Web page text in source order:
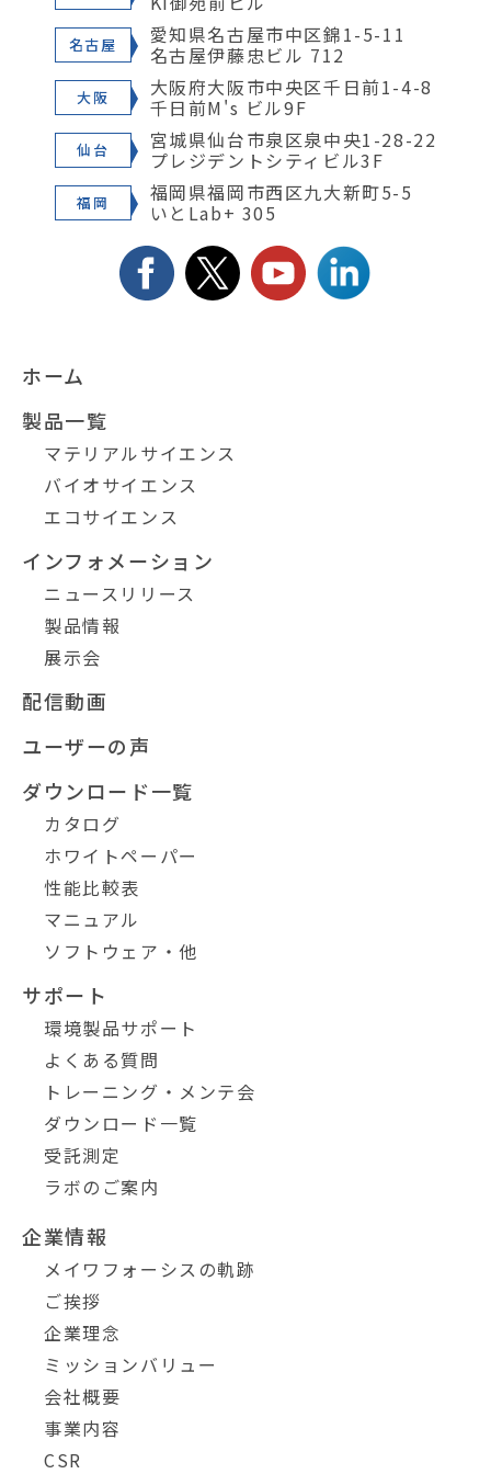
名古屋 愛知県名古屋市中区錦1-5-11
名古屋伊藤忠ビル 712
大阪 大阪府大阪市中央区千日前1-4-8
千日前M's ビル9F
仙台 宮城県仙台市泉区泉中央1-28-22
プレジデントシティビル3F
福岡 福岡県福岡市西区九大新町5-5
いとLab+ 305
ホーム
製品一覧
マテリアルサイエンス
バイオサイエンス
エコサイエンス
インフォメーション
ニュースリリース
製品情報
展示会
配信動画
ユーザーの声
ダウンロード一覧
カタログ
ホワイトペーパー
性能比較表
マニュアル
ソフトウェア・他
サポート
環境製品サポート
よくある質問
トレーニング・メンテ会
ダウンロード一覧
受託測定
ラボのご案内
企業情報
メイワフォーシスの軌跡
ご挨拶
企業理念
ミッションバリュー
会社概要
事業内容
CSR